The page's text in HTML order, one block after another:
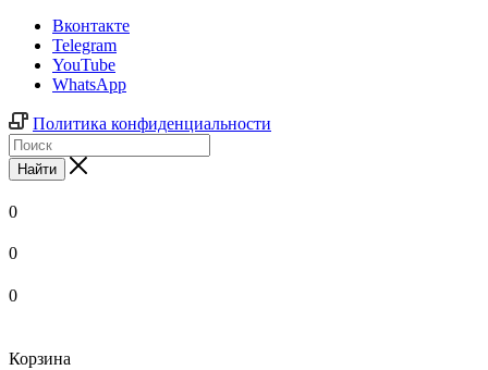
Вконтакте
Telegram
YouTube
WhatsApp
Политика конфиденциальности
Найти
0
0
0
Корзина